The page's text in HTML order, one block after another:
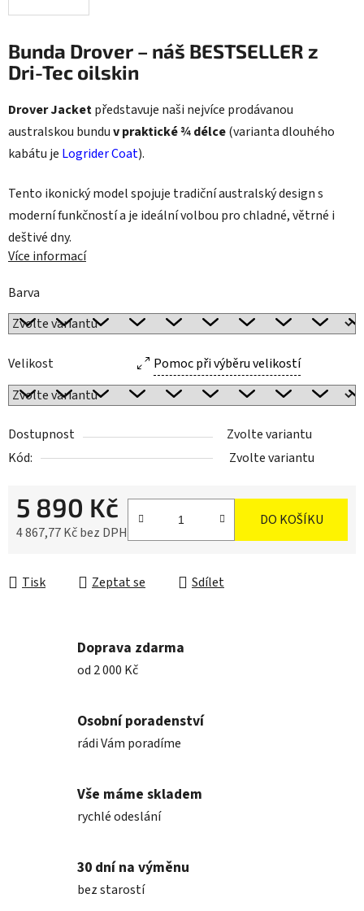
Bunda Drover – náš BESTSELLER z
Dri-Tec oilskin
Drover Jacketpředstavuje naši nejvíce prodávanou
australskou bunduv praktické ¾ délce(varianta dlouhého
kabátu je Logrider Coat).
Tento ikonický model spojuje tradiční australský design s
moderní funkčností a je ideální volbou pro chladné, větrné i
deštivé dny.
Více informací
Barva
Velikost Pomoc při výběru velikostí
Dostupnost
Zvolte variantu
Kód:
Zvolte variantu
5 890 Kč
4 867,77 Kč bez DPH
DO KOŠÍKU
Tisk Zeptat se Sdílet
Doprava zdarma
od 2 000 Kč
Osobní poradenství
rádi Vám poradíme
Vše máme skladem
rychlé odeslání
30 dní na výměnu
bez starostí